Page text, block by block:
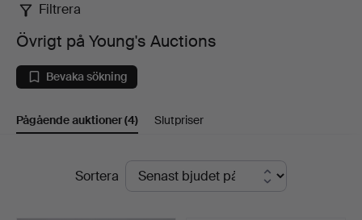
Övrigt
på
Young's
Auctions
Filtrera
Övrigt på Young's Auctions
Bevaka sökning
Pågående auktioner(4) Slutpriser
PågåendeSortera